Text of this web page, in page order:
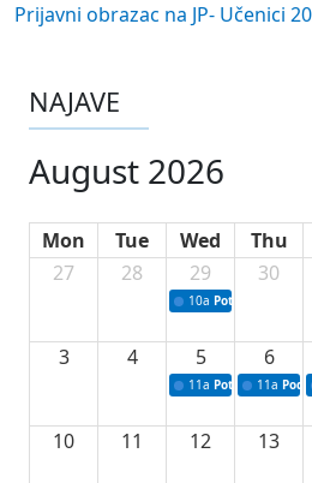
Prijavni obrazac na JP- Učenici
NAJAVE
August 2026
Mon Tue Wed Thu
27
28 29
10a Potpisivanje
30
3 4 5
11a Potpisivanje
6
11a
10 11 12 13